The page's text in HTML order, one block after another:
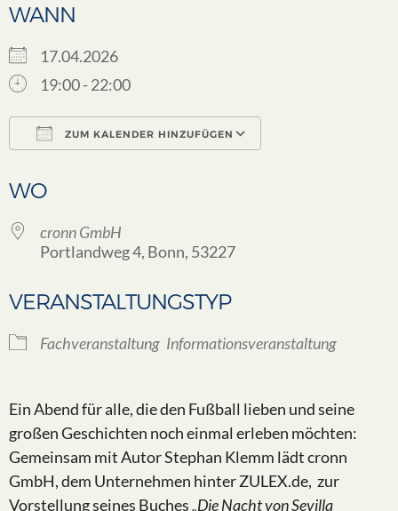
WANN
17.04.2026
19:00 - 22:00
ZUM KALENDER HINZUFÜGEN
WO
cronn GmbH
Portlandweg 4, Bonn, 53227
VERANSTALTUNGSTYP
Fachveranstaltung Informationsveranstaltung
Ein Abend für alle, die den Fußball lieben und seine
großen Geschichten noch einmal erleben möchten:
Gemeinsam mit Autor Stephan Klemm lädt cronn
GmbH, dem Unternehmen hinter ZULEX.de, zur
Vorstellung seines Buches„Die Nacht von Sevilla